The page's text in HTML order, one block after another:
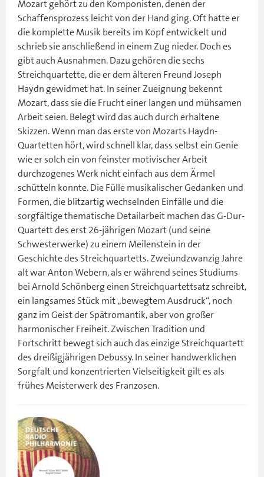
Mozart gehört zu den Komponisten, denen der
Schaffensprozess leicht von der Hand ging. Oft hatte er
die komplette Musik bereits im Kopf entwickelt und
schrieb sie anschließend in einem Zug nieder. Doch es
gibt auch Ausnahmen. Dazu gehören die sechs
Streichquartette, die er dem älteren Freund Joseph
Haydn gewidmet hat. In seiner Zueignung bekennt
Mozart, dass sie die Frucht einer langen und mühsamen
Arbeit seien. Belegt wird das auch durch erhaltene
Skizzen. Wenn man das erste von Mozarts Haydn-
Quartetten hört, wird schnell klar, dass selbst ein Genie
wie er solch ein von feinster motivischer Arbeit
durchzogenes Werk nicht einfach aus dem Ärmel
schütteln konnte. Die Fülle musikalischer Gedanken und
Formen, die blitzartig wechselnden Einfälle und die
sorgfältige thematische Detailarbeit machen das G-Dur-
Quartett des erst 26-jährigen Mozart (und seine
Schwesterwerke) zu einem Meilenstein in der
Geschichte des Streichquartetts. Zweiundzwanzig Jahre
alt war Anton Webern, als er während seines Studiums
bei Arnold Schönberg einen Streichquartettsatz schreibt,
ein langsames Stück mit „bewegtem Ausdruck“, noch
ganz im Geist der Spätromantik, aber von großer
harmonischer Freiheit. Zwischen Tradition und
Fortschritt bewegt sich auch das einzige Streichquartett
des dreißigjährigen Debussy. In seiner handwerklichen
Sorgfalt und konzentrierten Vielseitigkeit gilt es als
frühes Meisterwerk des Franzosen.